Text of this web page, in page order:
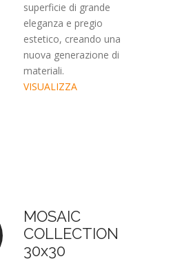
superficie di grande
eleganza e pregio
estetico, creando una
nuova generazione di
materiali.
VISUALIZZA
MOSAIC
COLLECTION
30x30